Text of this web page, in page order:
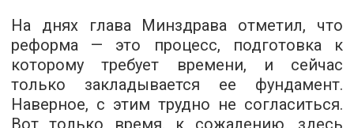
На днях глава Минздрава отметил, что
реформа — это процесс, подготовка к
которому требует времени, и сейчас
только закладывается ее фундамент.
Наверное, с этим трудно не согласиться.
Вот только время, к сожалению, здесь